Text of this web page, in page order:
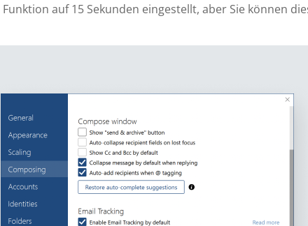
auf 15 Sekunden eingestellt, aber Sie können